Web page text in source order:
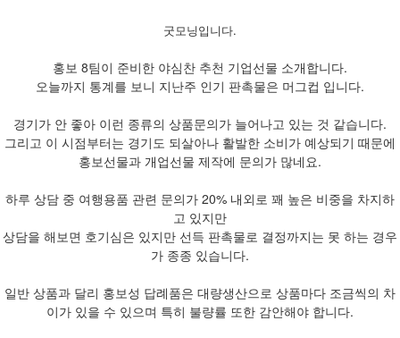
굿모닝입니다.
홍보 8팀이 준비한 야심찬 추천 기업선물 소개합니다.
오늘까지 통계를 보니 지난주 인기 판촉물은 머그컵 입니다.
경기가 안 좋아 이런 종류의 상품문의가 늘어나고 있는 것 같습니다.
그리고 이 시점부터는 경기도 되살아나 활발한 소비가 예상되기 때문에
홍보선물과 개업선물 제작에 문의가 많네요.
하루 상담 중 여행용품 관련 문의가 20% 내외로 꽤 높은 비중을 차지하
고 있지만
상담을 해보면 호기심은 있지만 선득 판촉물로 결정까지는 못 하는 경우
가 종종 있습니다.
일반 상품과 달리 홍보성 답례품은 대량생산으로 상품마다 조금씩의 차
이가 있을 수 있으며 특히 불량률 또한 감안해야 합니다.